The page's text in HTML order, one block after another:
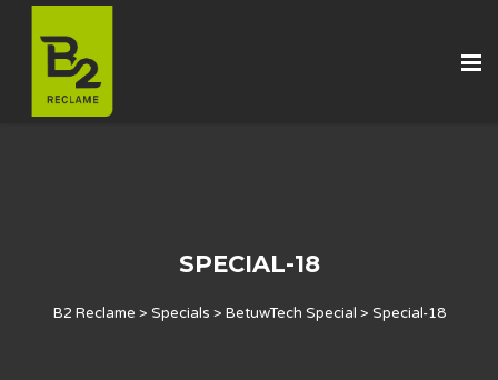
SPECIAL-18
B2 Reclame > Specials > BetuwTech Special > Special-18